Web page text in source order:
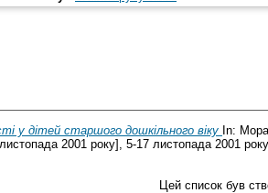
у дітей старшого дошкільного віку In:
2001 року], 5-17 листопада 2001
Цей список був